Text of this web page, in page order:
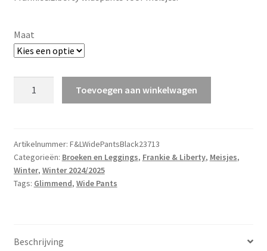
Maat
v.a.
maat
128
aantal
Toevoegen aan winkelwagen
Artikelnummer: F&LWidePantsBlack23713
Categorieën: Broeken en Leggings, Frankie & Liberty, Meisjes,
Winter, Winter 2024/2025
Tags: Glimmend, Wide Pants
Beschrijving